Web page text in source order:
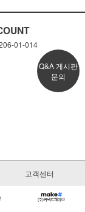
01-014
Q&A 게시판
문의
고객센터